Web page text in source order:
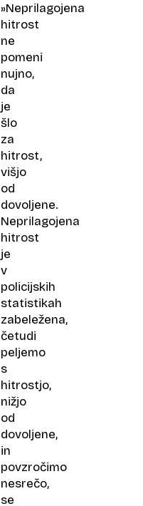
»Neprilagojena
hitrost
ne
pomeni
nujno,
da
je
šlo
za
hitrost,
višjo
od
dovoljene.
Neprilagojena
hitrost
je
v
policijskih
statistikah
zabeležena,
četudi
peljemo
s
hitrostjo,
nižjo
od
dovoljene,
in
povzročimo
nesrečo,
se